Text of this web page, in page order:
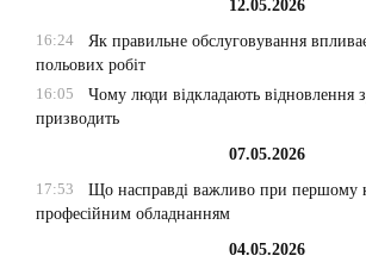
12.05.2026
16:24
Як правильне обслуговування
польових робіт
16:05
Чому люди відкладають відновлення
призводить
07.05.2026
17:53
Що насправді важливо при першому
професійним обладнанням
04.05.2026